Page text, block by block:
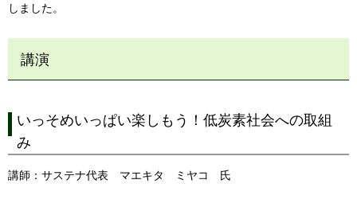
しました。
講演
いっそめいっぱい楽しもう！低炭素社会への取組
み
講師：サステナ代表 マエキタ ミヤコ 氏